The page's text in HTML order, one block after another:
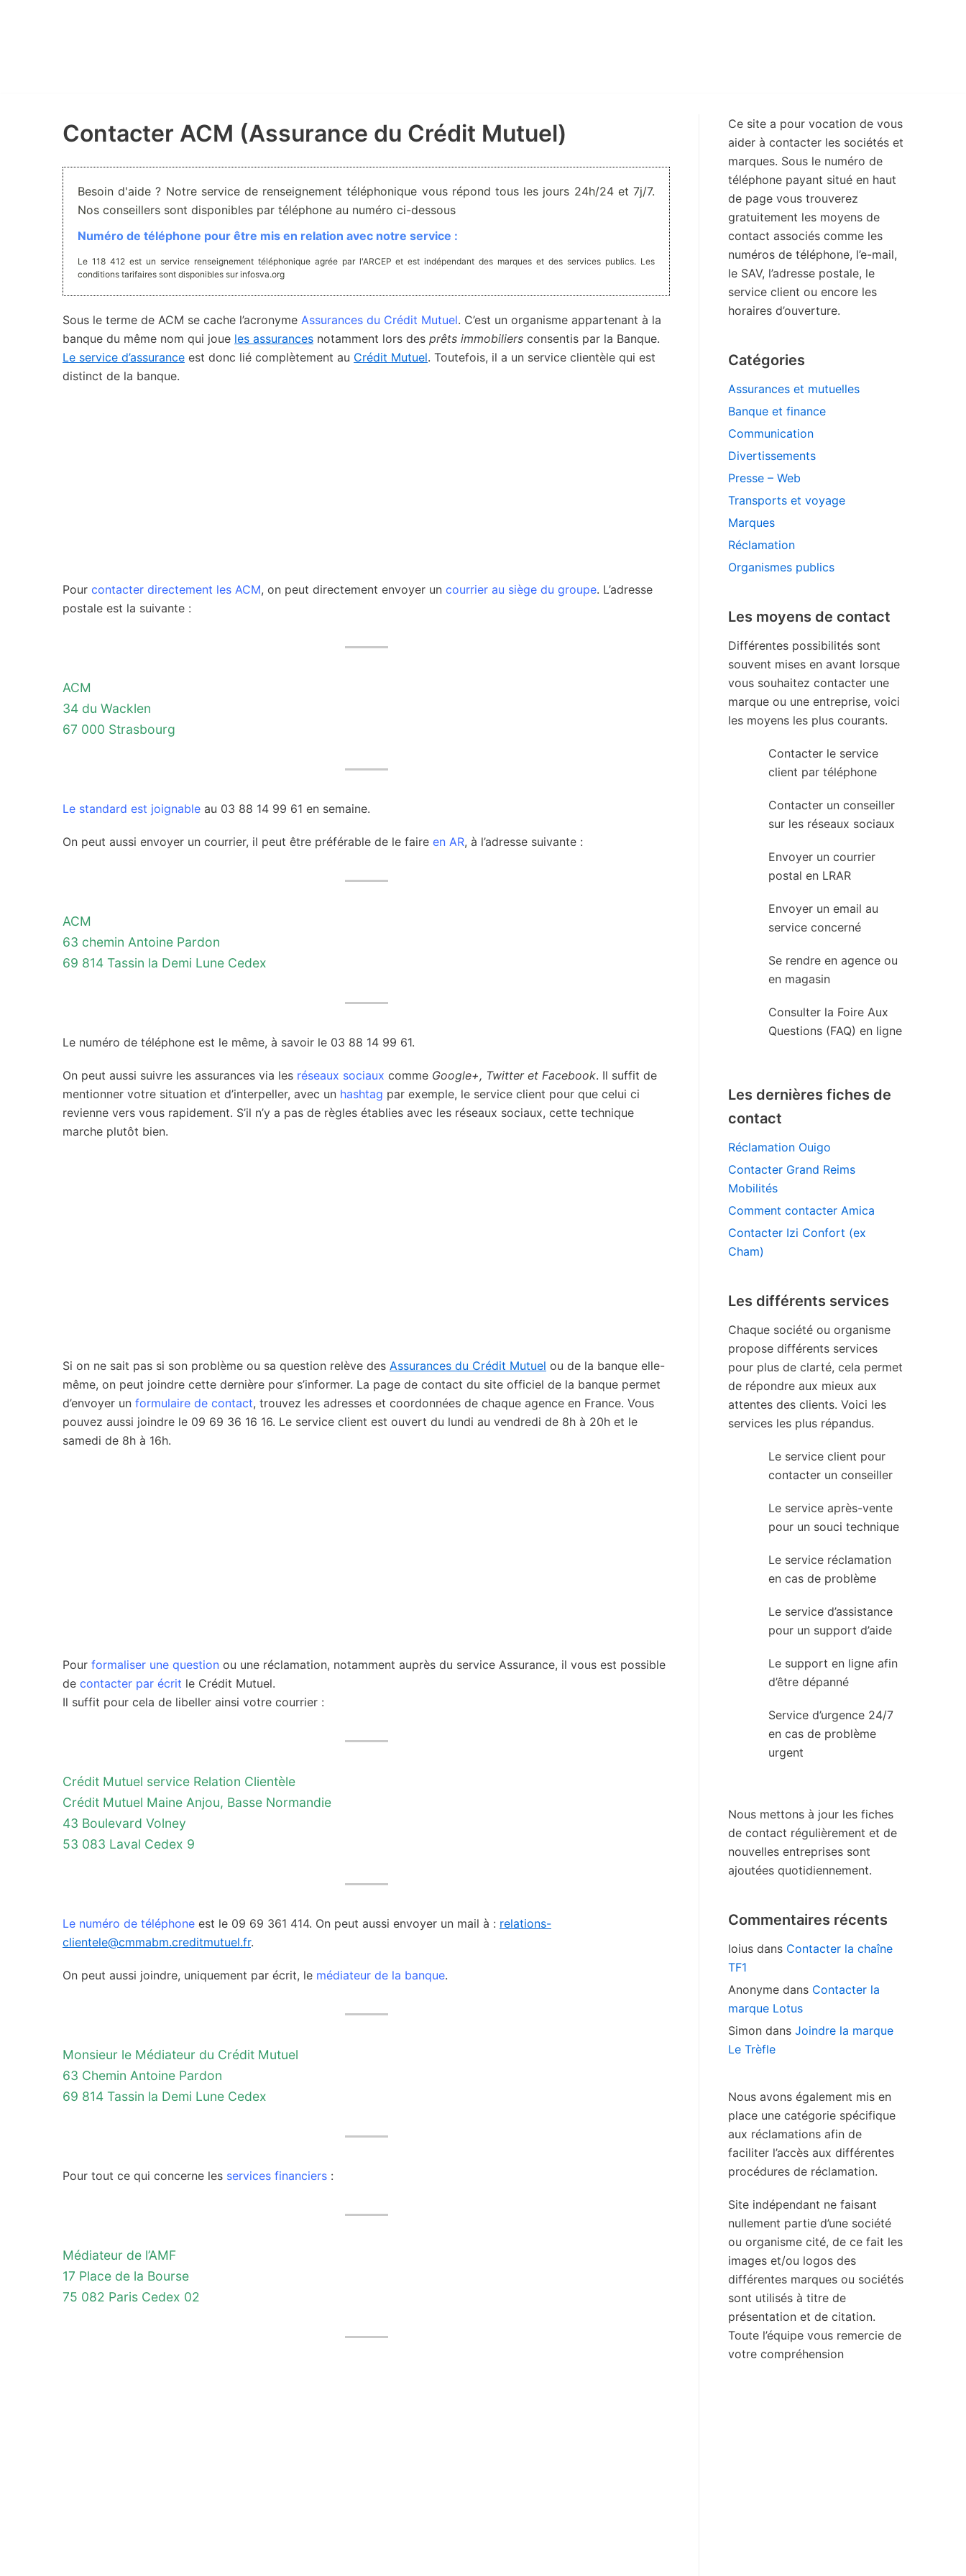
Contacter ACM (Assurance du Crédit Mutuel)
Besoin d'aide ? Notre service de renseignement téléphonique vous répond tous les jours 24h/24 et 7j/7.
Nos conseillers sont disponibles par téléphone au numéro ci-dessous
Numéro de téléphone pour être mis en relation avec notre service :
Le 118 412 est un service renseignement téléphonique agrée par l'ARCEP et est indépendant des marques et des services publics. Les
conditions tarifaires sont disponibles sur infosva.org
Sous le terme de ACM se cache l’acronyme Assurances du Crédit Mutuel. C’est un organisme appartenant à la
banque du même nom qui joue les assurances notamment lors des prêts immobiliers consentis par la Banque.
Le service d’assurance est donc lié complètement au Crédit Mutuel. Toutefois, il a un service clientèle qui est
distinct de la banque.
Pour contacter directement les ACM, on peut directement envoyer un courrier au siège du groupe. L’adresse
postale est la suivante :
ACM
34 du Wacklen
67 000 Strasbourg
Le standard est joignable au 03 88 14 99 61 en semaine.
On peut aussi envoyer un courrier, il peut être préférable de le faire en AR, à l’adresse suivante :
ACM
63 chemin Antoine Pardon
69 814 Tassin la Demi Lune Cedex
Le numéro de téléphone est le même, à savoir le 03 88 14 99 61.
On peut aussi suivre les assurances via les réseaux sociaux comme Google+, Twitter et Facebook. Il suffit de
mentionner votre situation et d’interpeller, avec un hashtag par exemple, le service client pour que celui ci
revienne vers vous rapidement. S’il n’y a pas de règles établies avec les réseaux sociaux, cette technique
marche plutôt bien.
Si on ne sait pas si son problème ou sa question relève des Assurances du Crédit Mutuel ou de la banque elle-
même, on peut joindre cette dernière pour s’informer. La page de contact du site officiel de la banque permet
d’envoyer un formulaire de contact, trouvez les adresses et coordonnées de chaque agence en France. Vous
pouvez aussi joindre le 09 69 36 16 16. Le service client est ouvert du lundi au vendredi de 8h à 20h et le
samedi de 8h à 16h.
Pour formaliser une question ou une réclamation, notamment auprès du service Assurance, il vous est possible
de contacter par écrit le Crédit Mutuel.
Il suffit pour cela de libeller ainsi votre courrier :
Crédit Mutuel service Relation Clientèle
Crédit Mutuel Maine Anjou, Basse Normandie
43 Boulevard Volney
53 083 Laval Cedex 9
Le numéro de téléphone est le 09 69 361 414. On peut aussi envoyer un mail à : relations-
clientele@cmmabm.creditmutuel.fr.
On peut aussi joindre, uniquement par écrit, le médiateur de la banque.
Monsieur le Médiateur du Crédit Mutuel
63 Chemin Antoine Pardon
69 814 Tassin la Demi Lune Cedex
Pour tout ce qui concerne les services financiers :
Médiateur de l’AMF
17 Place de la Bourse
75 082 Paris Cedex 02
Ce site a pour vocation de vous
aider à contacter les sociétés et
marques. Sous le numéro de
téléphone payant situé en haut
de page vous trouverez
gratuitement les moyens de
contact associés comme les
numéros de téléphone, l’e-mail,
le SAV, l’adresse postale, le
service client ou encore les
horaires d’ouverture.
Catégories
Assurances et mutuelles
Banque et finance
Communication
Divertissements
Presse – Web
Transports et voyage
Marques
Réclamation
Organismes publics
Les moyens de contact
Différentes possibilités sont
souvent mises en avant lorsque
vous souhaitez contacter une
marque ou une entreprise, voici
les moyens les plus courants.
Contacter le service
client par téléphone
Contacter un conseiller
sur les réseaux sociaux
Envoyer un courrier
postal en LRAR
Envoyer un email au
service concerné
Se rendre en agence ou
en magasin
Consulter la Foire Aux
Questions (FAQ) en ligne
Les dernières fiches de
contact
Réclamation Ouigo
Contacter Grand Reims
Mobilités
Comment contacter Amica
Contacter Izi Confort (ex
Cham)
Les différents services
Chaque société ou organisme
propose différents services
pour plus de clarté, cela permet
de répondre aux mieux aux
attentes des clients. Voici les
services les plus répandus.
Le service client pour
contacter un conseiller
Le service après-vente
pour un souci technique
Le service réclamation
en cas de problème
Le service d’assistance
pour un support d’aide
Le support en ligne afin
d’être dépanné
Service d’urgence 24/7
en cas de problème
urgent
Nous mettons à jour les fiches
de contact régulièrement et de
nouvelles entreprises sont
ajoutées quotidiennement.
Commentaires récents
loius dans Contacter la chaîne
TF1
Anonyme dans Contacter la
marque Lotus
Simon dans Joindre la marque
Le Trèfle
Nous avons également mis en
place une catégorie spécifique
aux réclamations afin de
faciliter l’accès aux différentes
procédures de réclamation.
Site indépendant ne faisant
nullement partie d’une société
ou organisme cité, de ce fait les
images et/ou logos des
différentes marques ou sociétés
sont utilisés à titre de
présentation et de citation.
Toute l’équipe vous remercie de
votre compréhension